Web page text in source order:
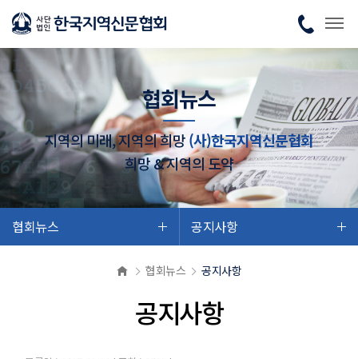
협회뉴스
지역의 미래, 지역의 희망(사)한국지역신문협회
희망 & 지역의 도약
협회뉴스 공지사항
협회뉴스 공지사항
공지사항